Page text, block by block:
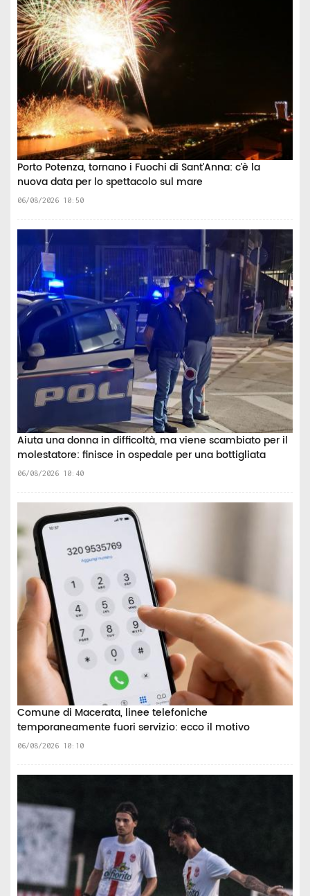
Porto Potenza, tornano i Fuochi di Sant'Anna: c'è la
nuova data per lo spettacolo sul mare
06/08/2026 10:50
Aiuta una donna in difficoltà, ma viene scambiato per il
molestatore: finisce in ospedale per una bottigliata
06/08/2026 10:40
Comune di Macerata, linee telefoniche
temporaneamente fuori servizio: ecco il motivo
06/08/2026 10:10